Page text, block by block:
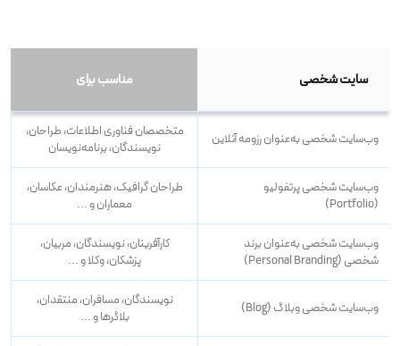
سایت شخصی مناسب برای
وب‌سایت شخصی به‌عنوان رزومه آنلاین
متخصصان فناوری اطلاعات، طراحان،
نویسندگان، برنامه‌نویسان
وب‌سایت شخصی پرتفولیو
(Portfolio)
طراحان گرافیک، هنرمندان، عکاسان،
معماران و ...
وب‌سایت شخصی به‌عنوان برند
شخصی (Personal Branding)
کارآفرینان، نویسندگان، مربیان،
پزشکان، وکلا و ...
وب‌سایت شخصی وبلاگ (Blog)
نویسندگان، مسافران، منتقدان،
بلاگرها و ...